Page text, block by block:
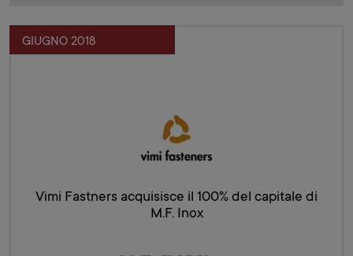
GIUGNO 2018
Vimi Fastners acquisisce il 100% del capitale di
M.F. Inox